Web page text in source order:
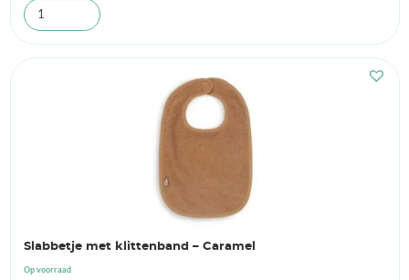
Slabbetje met klittenband – Caramel
Op voorraad